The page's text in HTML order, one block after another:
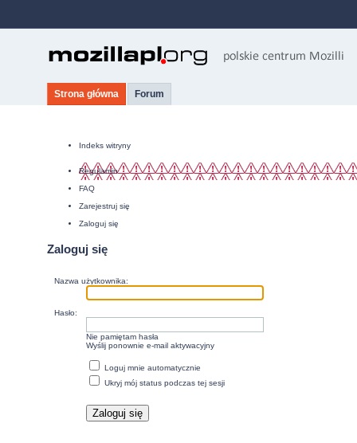
Strona główna Forum
Indeks witryny
Regulamin
FAQ
Zarejestruj się
Zaloguj się
Zaloguj się
Nazwa użytkownika:
Hasło:
Nie pamiętam hasła
Wyślij ponownie e-mail aktywacyjny
Loguj mnie automatycznie
Ukryj mój status podczas tej sesji